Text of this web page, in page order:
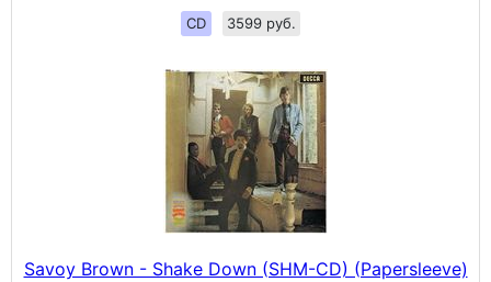
CD 3599 руб.
Savoy Brown - Shake Down (SHM-CD) (Papersleeve)